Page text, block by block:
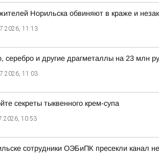
Норильска обвиняют в краже и
11:13
серебро и другие драгметаллы на 23 млн
11:03
секреты тыквенного крем-супа
10:53
сотрудники ОЭБиПК пресекли канал